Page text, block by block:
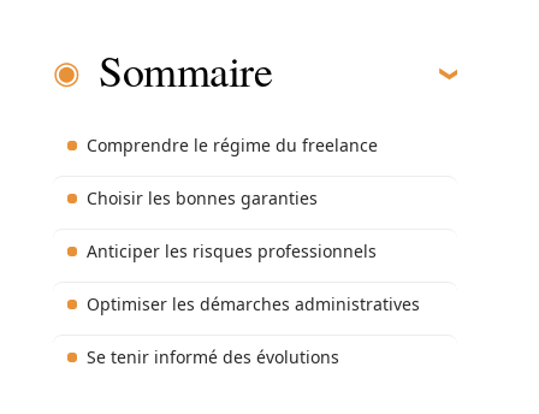
Sommaire
Comprendre le régime du freelance
Choisir les bonnes garanties
Anticiper les risques professionnels
Optimiser les démarches administratives
Se tenir informé des évolutions